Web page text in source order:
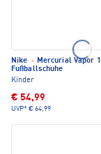
Nike · Mercurial Vapor
Fußballschuhe
Kinder
€ 54,99
UVP* € 64,99